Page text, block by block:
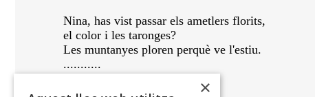
Nina, has vist passar els ametlers florits,
el color i les taronges?
Les muntanyes ploren perquè ve l'estiu.
...........
Mira bé aquests ametlers:
floreixen per darrera vegada..
×